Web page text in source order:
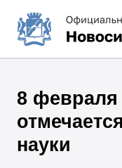
8 февраля
науки